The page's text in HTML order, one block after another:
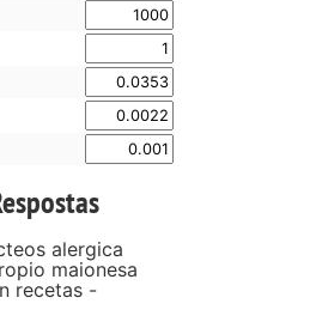
alergica
maionesa
recetas -